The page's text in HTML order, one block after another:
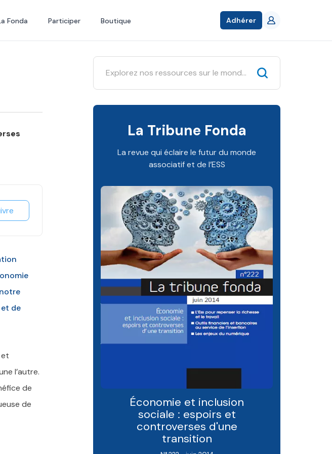
Fonda Participer Boutique Adhérer
de
l’autre.
de
de
La Tribune Fonda
La revue qui éclaire le futur du monde
associatif et de l’ESS
Économie et inclusion
sociale : espoirs et
controverses d'une
transition